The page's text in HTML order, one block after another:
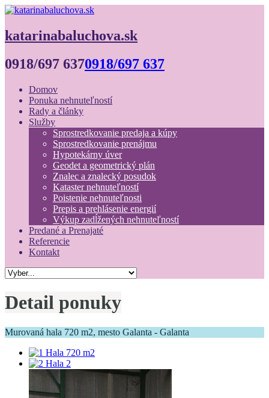
katarinabaluchova.sk
0918/697 6370918/697 637
Domov
Ponuka nehnuteľností
Rady a články
Služby
Sprostredkovanie predaja a kúpy
Sprostredkovanie prenájmu
Hypotekárny úver
Geodet a geometrický plán
Znalec a znalecký posudok
Kataster nehnuteľností
Poistenie nehnuteľnosti
Prepis a prehlásenie energií
Výkup zadĺžených nehnuteľností
Predané a Prenajaté
Referencie
Kontakt
Detail ponuky
Murovaná hala 720 m2, mesto Galanta - Galanta